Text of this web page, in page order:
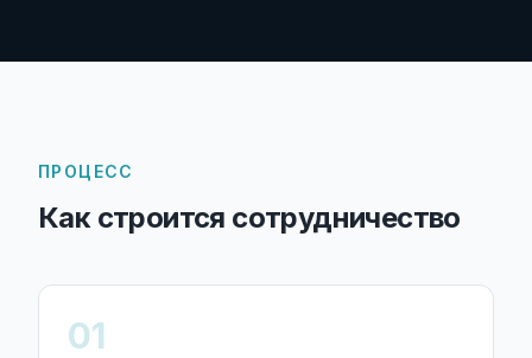
ПРОЦЕСС
Как строится сотрудничество
01